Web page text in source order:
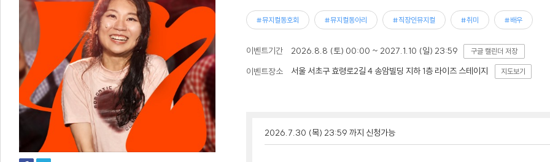
#뮤지컬동호회 #뮤지컬동아리 #직장인뮤지컬 #취미 #배우
이벤트기간 2026.8.8 (토) 00:00 ~ 2027.1.10 (일) 23:59 구글 캘린더 저장
이벤트장소 서울 서초구 효령로2길 4 송암빌딩 지하 1층 라이즈 스테이지 지도보기
2026.7.30 (목) 23:59 까지 신청가능